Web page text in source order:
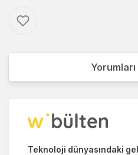
Teknoloji dünyasındaki